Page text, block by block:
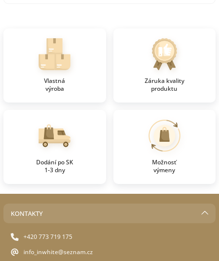
Vlastná
výroba
Záruka kvality
produktu
Dodání po SK
1-3 dny
Možnosť
výmeny
KONTAKTY
+420 773 719 175
info_inwhite@seznam.cz